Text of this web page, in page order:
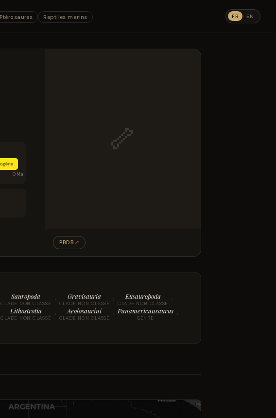
Ptérosaures Reptiles marins FR EN
0 Ma
🦴
PBDB ↗
Sauropoda
CLADE NON CLASSÉ › Gravisauria
CLADE NON CLASSÉ › Eusauropoda
CLADE NON CLASSÉ ›
Lithostrotia
CLADE NON CLASSÉ › Aeolosaurini
CLADE NON CLASSÉ › Panamericansaurus
GENRE ›